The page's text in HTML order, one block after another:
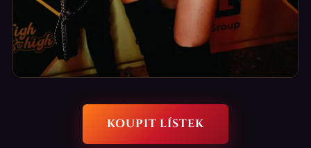
FotopointyKOUPIT LÍSTEK